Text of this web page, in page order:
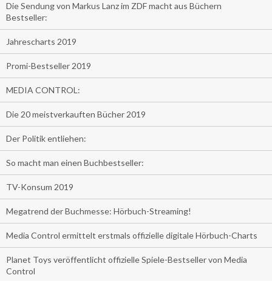
Die Sendung von Markus Lanz im ZDF macht aus Büchern
Bestseller:
Jahrescharts 2019
Promi-Bestseller 2019
MEDIA CONTROL:
Die 20 meistverkauften Bücher 2019
Der Politik entliehen:
So macht man einen Buchbestseller:
TV-Konsum 2019
Megatrend der Buchmesse: Hörbuch-Streaming!
Media Control ermittelt erstmals offizielle digitale Hörbuch-Charts
Planet Toys veröffentlicht offizielle Spiele-Bestseller von Media
Control